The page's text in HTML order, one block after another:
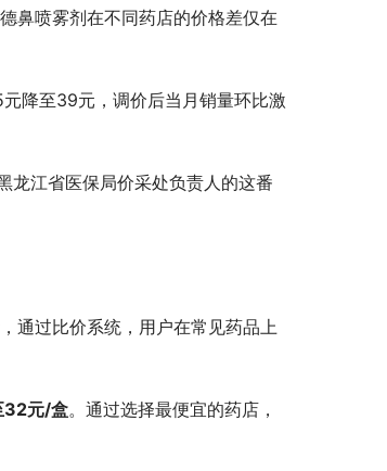
鼻喷雾剂在不同药店的价格差仅在
降至39元，调价后当月销量环比激
龙江省医保局价采处负责人的这番
通过比价系统，用户在常见药品上
32元/盒。通过选择最便宜的药店，